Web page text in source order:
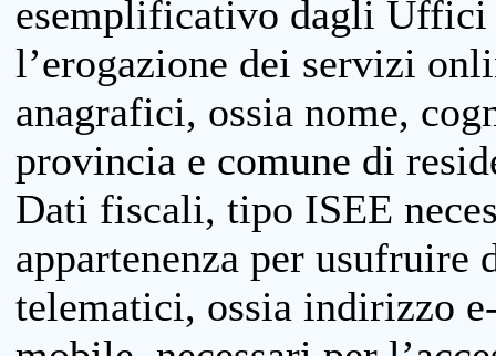
esemplificativo dagli
l’erogazione dei servizi
anagrafici, ossia nome,
provincia e comune di
Dati fiscali, tipo ISEE
appartenenza per
telematici, ossia indirizzo